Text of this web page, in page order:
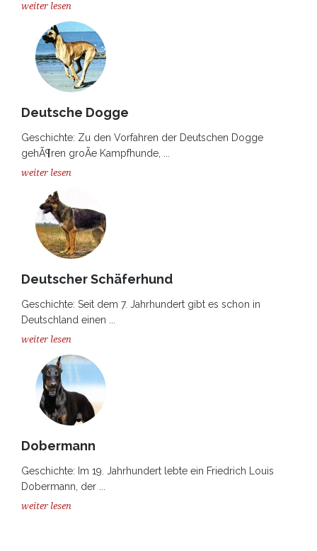
weiter lesen
Deutsche Dogge
Geschichte: Zu den Vorfahren der Deutschen Dogge
gehÃ¶ren groÃe Kampfhunde, ...
weiter lesen
Deutscher Schäferhund
Geschichte: Seit dem 7. Jahrhundert gibt es schon in
Deutschland einen ...
weiter lesen
Dobermann
Geschichte: Im 19. Jahrhundert lebte ein Friedrich Louis
Dobermann, der ...
weiter lesen